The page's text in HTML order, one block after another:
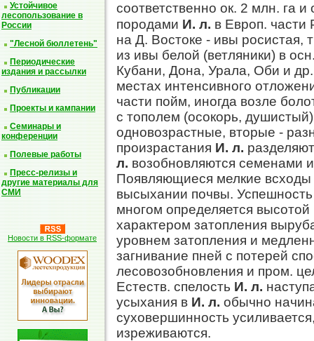
Устойчивое
лесопользование в
России
"Лесной бюллетень"
Периодические
издания и рассылки
Публикации
Проекты и кампании
Семинары и
конференции
Полевые работы
Пресс-релизы и
другие материалы для
СМИ
Новости в RSS-формате
соответственно ок. 2 млн. га
породами И. л. в Европ. части
на Д. Востоке - ивы росистая,
из ивы белой (ветляники) в
Кубани, Дона, Урала, Оби и
местах интенсивного
части пойм, иногда возле
с тополем (осокорь,
одновозрастные, вторые -
произрастания И. л.
л. возобновляются семенами
Появляющиеся мелкие всходы
высыхании почвы. Успешность
многом определяется
характером затопления
уровнем затопления и
загнивание пней с потерей
лесовозобновления и пром.
Естеств. спелость И. л.
усыхания в И. л. обычно
суховершинность
изреживаются.